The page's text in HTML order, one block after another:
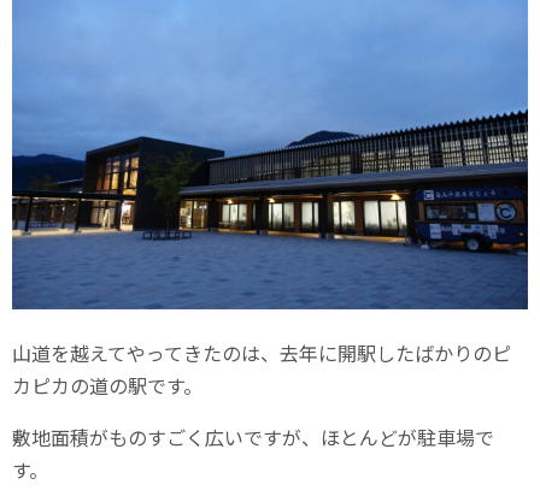
山道を越えてやってきたのは、去年に開駅したばかりのピ
カピカの道の駅です。
敷地面積がものすごく広いですが、ほとんどが駐車場で
す。